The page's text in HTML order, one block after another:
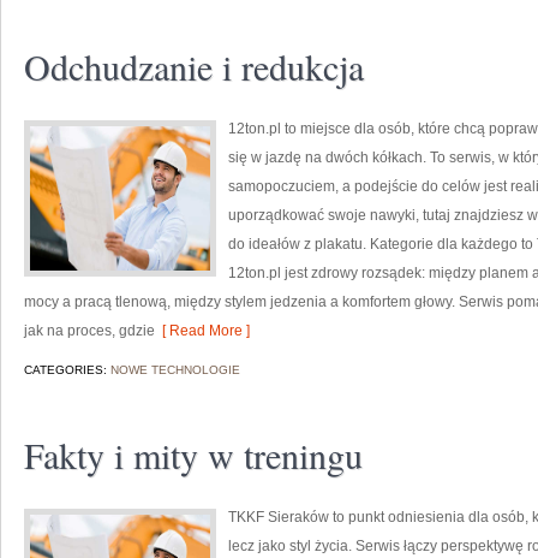
Odchudzanie i redukcja
12ton.pl to miejsce dla osób, które chcą
się w jazdę na dwóch kółkach. To serwis, w
samopoczuciem, a podejście do celów jest
uporządkować swoje nawyki, tutaj znajdziesz
do ideałów z plakatu. Kategorie dla każdego
12ton.pl jest zdrowy rozsądek: między planem
mocy a pracą tlenową, między stylem jedzenia a komfortem głowy. Serwis
jak na proces, gdzie [ Read More ]
CATEGORIES: NOWE TECHNOLOGIE
Fakty i mity w treningu
TKKF Sieraków to punkt odniesienia dla osób,
lecz jako styl życia. Serwis łączy